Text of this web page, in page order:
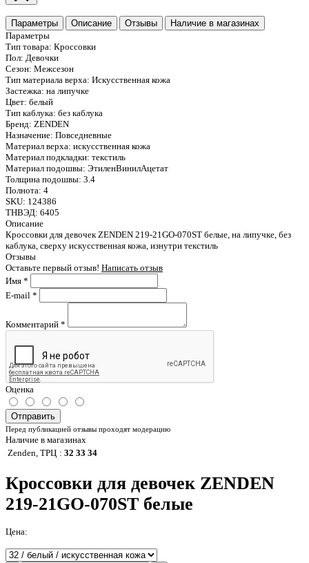
Параметры Описание Отзывы
Наличие в магазинах
Параметры
Тип товара: Кроссовки
Пол: Девочки
Сезон: Межсезон
Тип материала верха: Искусственная кожа
Застежка: на липучке
Цвет: белый
Тип каблука: без каблука
Бренд: ZENDEN
Назначение: Повседневные
Материал верха: искусственная кожа
Материал подкладки: текстиль
Материал подошвы: ЭтиленВинилАцетат
Толщина подошвы: 3.4
Полнота: 4
SKU: 124386
ТНВЭД: 6405
Описание
Кроссовки для девочек ZENDEN 219-21GO-070ST белые, на липучке, без
каблука, сверху искусственная кожа, изнутри текстиль
Отзывы
Оставьте первый отзыв! Написать отзыв
Имя *
E-mail *
Комментарий *
Оценка
Отправить
Перед публикацией отзывы проходят модерацию
Наличие в магазинах
Zenden, ТРЦ : 32 33 34
Кроссовки для девочек ZENDEN
219-21GO-070ST белые
Цена: